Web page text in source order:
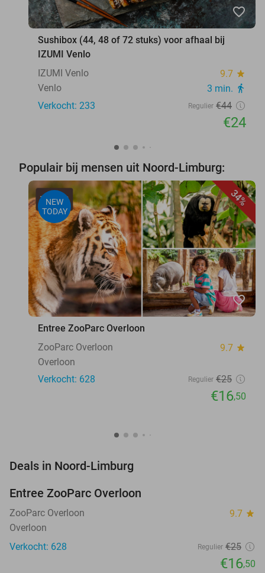
favorite_border
Sushibox (44, 48 of 72 stuks) voor afhaal bij
IZUMI Venlo
IZUMI Venlo
9.7 star
Venlo 3 min. directions_walk
Verkocht: 233 Regulier €44
€24
Populair bij mensen uit Noord-Limburg:
34%
NEW
TODAY
favorite_border
Entree ZooParc Overloon
ZooParc Overloon
9.7 star
Overloon
Verkocht: 628
Regulier €25
€16,50
Deals in Noord-Limburg
TODAY
Entree ZooParc Overloon
ZooParc Overloon 9.7 star
Overloon
Verkocht: 628
Regulier €25
€16,50